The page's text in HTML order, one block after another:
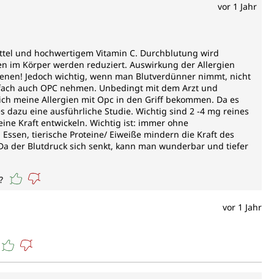
vor 1 Jahr
und hochwertigem Vitamin C. Durchblutung wird
im Körper werden reduziert. Auswirkung der Allergien
Jedoch wichtig, wenn man Blutverdünner nimmt, nicht
auch OPC nehmen. Unbedingt mit dem Arzt und
meine Allergien mit Opc in den Griff bekommen. Da es
eine ausführliche Studie. Wichtig sind 2 -4 mg reines
Kraft entwickeln. Wichtig ist: immer ohne
tierische Proteine/ Eiweiße mindern die Kraft des
der Blutdruck sich senkt, kann man wunderbar und tiefer
vor 1 Jahr